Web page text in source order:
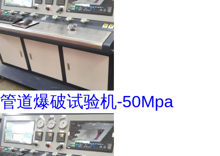
管道爆破试验机-50Mpa